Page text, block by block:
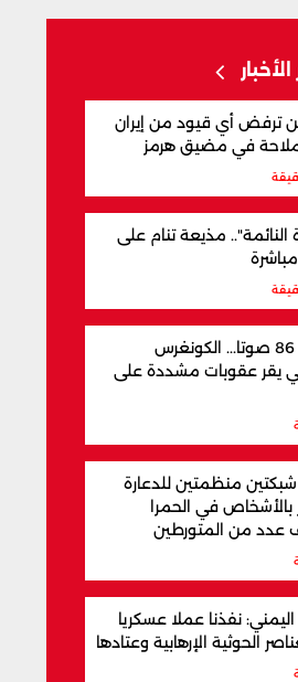
الأخبار
ترفض أي قيود من إيران
في مضيق هرمز
النائمة".. مذيعة تنام على
بأغلبية 86 صوتا... الكونغرس
يقر عقوبات مشددة على
منظمتين للدعارة
بالأشخاص في الحمرا
عدد من المتورطين
نفذنا عملا عسكريا
الحوثية الإرهابية وعتادها